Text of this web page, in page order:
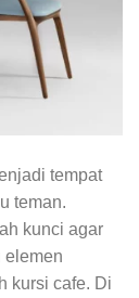
tempat
teman.
kunci agar
elemen
kursi cafe. Di